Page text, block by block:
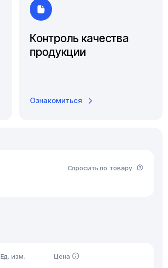
Контроль качества
продукции
Ознакомиться
Спросить по товару
Ед. изм. Цена